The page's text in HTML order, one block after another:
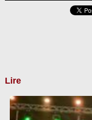
Lire